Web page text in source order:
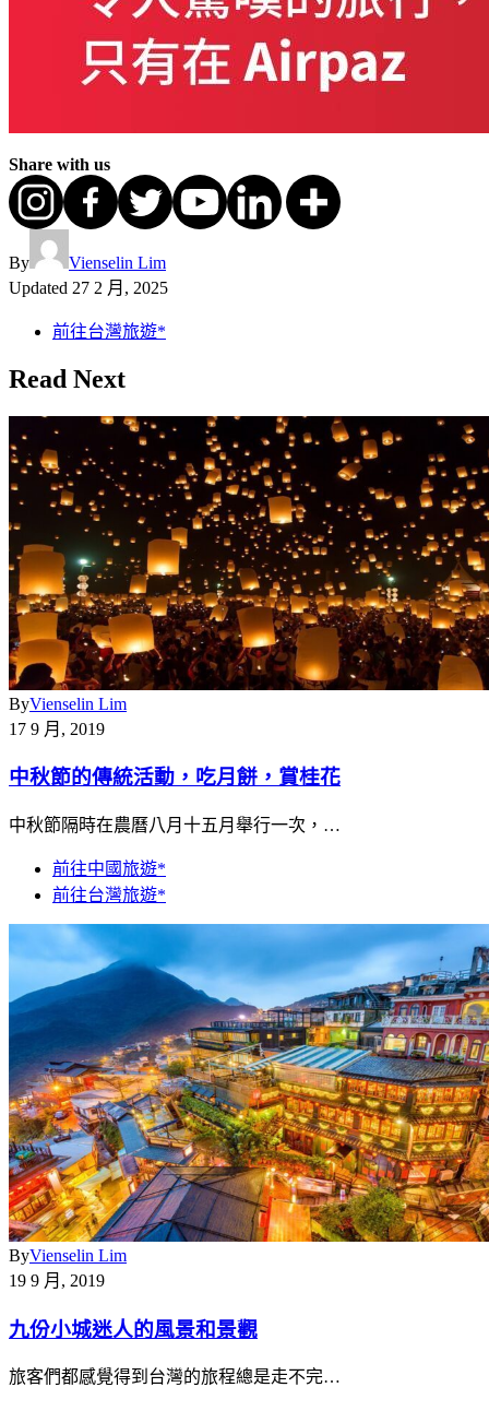
Share with us
By
Vienselin Lim
Updated 27 2 月, 2025
前往台灣旅遊*
Read Next
ByVienselin Lim
17 9 月, 2019
中秋節的傳統活動，吃月餅，賞桂花
中秋節隔時在農曆八月十五月舉行一次，…
前往中國旅遊*
前往台灣旅遊*
ByVienselin Lim
19 9 月, 2019
九份小城迷人的風景和景觀
旅客們都感覺得到台灣的旅程總是走不完…